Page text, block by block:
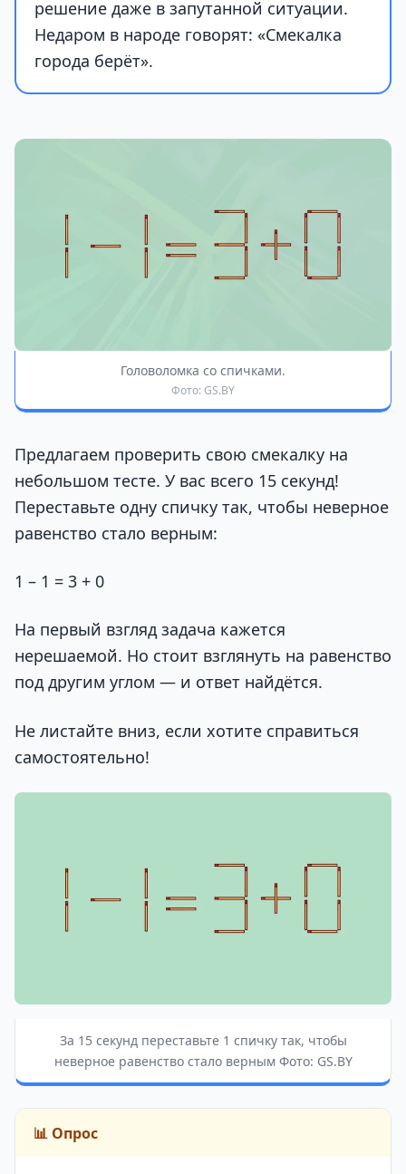
решение даже в запутанной ситуации.
Недаром в народе говорят: «Смекалка
города берёт».
Головоломка со спичками.
Фото: GS.BY
Предлагаем проверить свою смекалку на
небольшом тесте. У вас всего 15 секунд!
Переставьте одну спичку так, чтобы неверное
равенство стало верным:
1 – 1 = 3 + 0
На первый взгляд задача кажется
нерешаемой. Но стоит взглянуть на равенство
под другим углом — и ответ найдётся.
Не листайте вниз, если хотите справиться
самостоятельно!
За 15 секунд переставьте 1 спичку так, чтобы
неверное равенство стало верным Фото: GS.BY
📊 Опрос